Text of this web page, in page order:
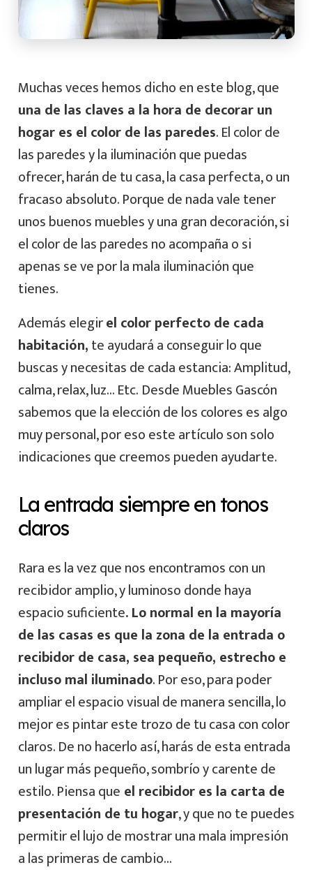
Muchas veces hemos dicho en este blog, que
una de las claves a la hora de decorar un
hogar es el color de las paredes. El color de
las paredes y la iluminación que puedas
ofrecer, harán de tu casa, la casa perfecta, o un
fracaso absoluto. Porque de nada vale tener
unos buenos muebles y una gran decoración, si
el color de las paredes no acompaña o si
apenas se ve por la mala iluminación que
tienes.
Además elegirel color perfecto de cada
habitación,te ayudará a conseguir lo que
buscas y necesitas de cada estancia: Amplitud,
calma, relax, luz… Etc. Desde Muebles Gascón
sabemos que la elección de los colores es algo
muy personal, por eso este artículo son solo
indicaciones que creemos pueden ayudarte.
La entrada siempre en tonos
claros
Rara es la vez que nos encontramos con un
recibidor amplio, y luminoso donde haya
espacio suficiente. Lo normal en la mayoría
de las casas es que la zona de la entrada o
recibidor de casa, sea pequeño, estrecho e
incluso mal iluminado. Por eso, para poder
ampliar el espacio visual de manera sencilla, lo
mejor es pintar este trozo de tu casa con color
claros. De no hacerlo así, harás de esta entrada
un lugar más pequeño, sombrío y carente de
estilo. Piensa que el recibidor es la carta de
presentación de tu hogar, y que no te puedes
permitir el lujo de mostrar una mala impresión
a las primeras de cambio…